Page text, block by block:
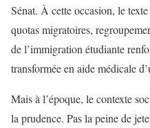
Sénat. À cette occasion, le
quotas migratoires,
de l’immigration étudiante
transformée en aide médicale
Mais à l’époque, le contexte
la prudence. Pas la peine de